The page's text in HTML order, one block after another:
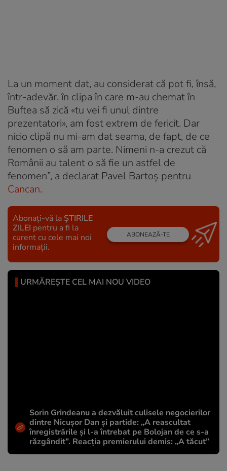
La un moment dat, au considerat că pot fi, însă,
într-adevăr, în clipa în care m-au chemat în
Buftea să zică «tu vei fi unul dintre
prezentatori», am fost extrem de fericit. Dar
nicio clipă nu mi-am dat seama, de fapt, de ce
fenomen o să am parte. Nimeni n-a crezut că
Românii au talent o să fie un astfel de
fenomen”, a declarat Pavel Bartoș pentru
Cancan.
Abonați-vă la ȘTIRILE
ZILEI pentru a fi la
curent cu cele mai noi
informații.
ABONEAZĂ-TE
URMĂREȘTE CEL MAI NOU VIDEO
Sorin Grindeanu a dezvăluit culisele negocierilor
dintre Nicușor Dan și partide: „A reascultat
înregistrările și l-a întrebat pe Bolojan de ce s-a
răzgândit”. Reacția premierului demis: „A tăcut”